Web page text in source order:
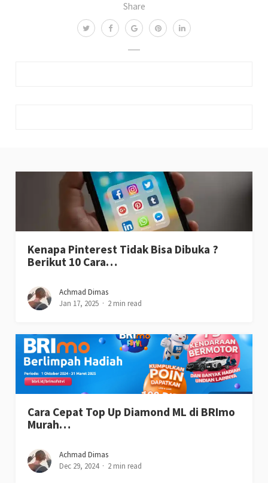
Share
Kenapa Pinterest Tidak Bisa Dibuka ?
Berikut 10 Cara…
Achmad Dimas
Jan 17, 2025
2 min read
Cara Cepat Top Up Diamond ML di BRImo
Murah…
Achmad Dimas
Dec 29, 2024
2 min read